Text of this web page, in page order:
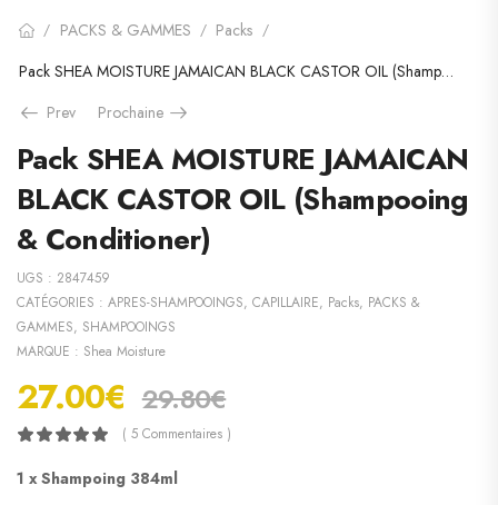
/ PACKS & GAMMES / Packs /
Pack SHEA MOISTURE JAMAICAN BLACK CASTOR OIL (Shampooing & Conditioner)
Prev
Prochaine
Pack SHEA MOISTURE JAMAICAN
BLACK CASTOR OIL (Shampooing
& Conditioner)
UGS : 2847459
CATÉGORIES : APRES-SHAMPOOINGS, CAPILLAIRE, Packs, PACKS &
GAMMES, SHAMPOOINGS
MARQUE : Shea Moisture
27.00€ 29.80€
( 5 Commentaires )
1 x Shampoing 384ml